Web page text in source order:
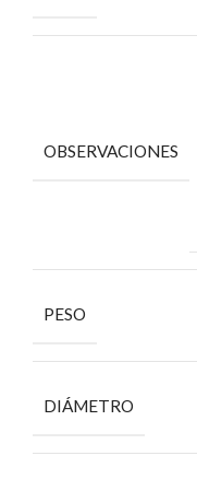
OBSERVACIONES
PESO
DIÁMETRO